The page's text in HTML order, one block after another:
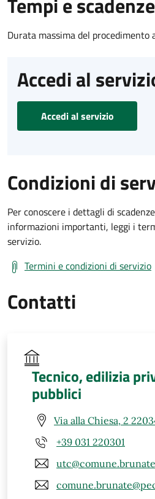
Durata massima del
Accedi al
Accedi al servizio
Condizioni di
Per conoscere i dettagli di
informazioni importanti, leggi i
servizio.
Termini e condizioni di servizio
Contatti
Tecnico, edilizia
pubblici
Via alla Chiesa, 2
+39 031 220301